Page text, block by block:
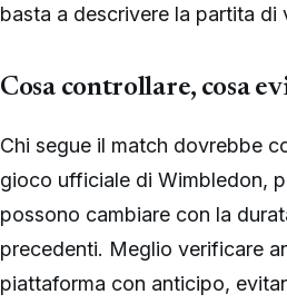
basta a descrivere la partita di
Cosa controllare, cosa
Chi segue il match dovrebbe
gioco ufficiale di Wimbledon,
possono cambiare con la
precedenti. Meglio verificare
piattaforma con anticipo,